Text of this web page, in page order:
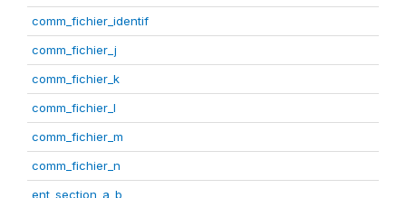
comm_fichier_identif
comm_fichier_j
comm_fichier_k
comm_fichier_l
comm_fichier_m
comm_fichier_n
ent_section_a_b